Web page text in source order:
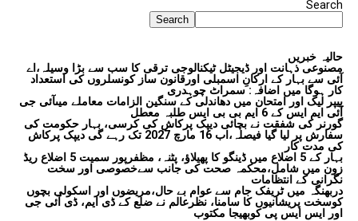
Search
Search
حالیہ خبریں
مصنوعی ذہانت اور ڈیجیٹل ٹیکنالوجی ترقی کا سب سے بڑا وسیلہ،اے
آئی سے بہار کے ارکانِ اسمبلی اورقانون ساز کونسلروں کی استعداد
کار ہوگا میں اضافہ: سمراٹ چوہدری
پیپر لیک اور امتحان میں دھاندلی کے سنگین الزامات معاملے میںآئی جی
آئی ایم ایس کے 6 ایم بی بی ایس طلبہ معطل
گورنر کی شفقت نے بچائی دیپک پرکاش کی کرسی، بہار حکومت کی
سفارش پر لیا گیا فیصلہ،اب 16 مارچ 2027 تک رہے گی دیپک پرکاش
کی مدت کار
بہار کے 5 اضلاع میں ڈینگو کا پھیلاؤ، پٹنہ، مظفرپور سمیت 5 اضلاع ریڈ
زون میں شامل،محکمہ صحت کی جانب سےخصوصی اور سخت
نگرانی کے انتظامات
دربھنگہ میں ٹریفک جام سے عوام بے حال،مریضوں اور اسکولی بچوں
کوسخت پریشانیوں کا سامنا، نظرعالم نے ضلع کے ڈی ایم، ڈی آئی جی
اور ایس ایس پی کوبھیجا مکتوب